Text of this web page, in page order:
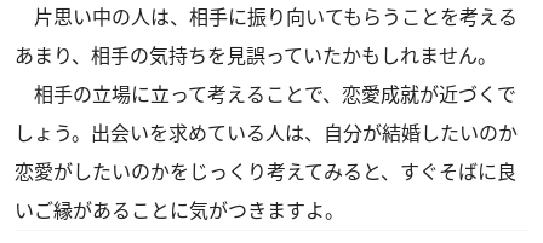
片思い中の人は、相手に振り向いてもらうことを考える
あまり、相手の気持ちを見誤っていたかもしれません。
相手の立場に立って考えることで、恋愛成就が近づくで
しょう。出会いを求めている人は、自分が結婚したいのか
恋愛がしたいのかをじっくり考えてみると、すぐそばに良
いご縁があることに気がつきますよ。